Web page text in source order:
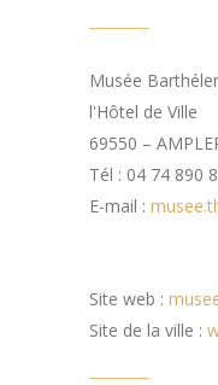
Musée
l'Hôtel de Ville
69550 –
Tél : 04 74 890
E-mail :
Site web :
Site de la ville :